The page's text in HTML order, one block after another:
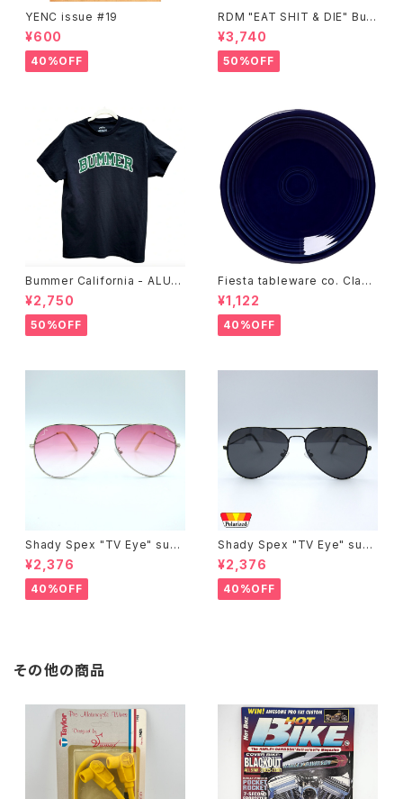
YENC issue #19
¥600
40%OFF
RDM "EAT SHIT & DIE" Buc
ket Hat
¥3,740
50%OFF
Bummer California - ALUM
T-SHIRT,black
¥2,750
50%OFF
Fiesta tableware co. Class
ic Rim 7-1/4 Inch Salad Pla
te
¥1,122
40%OFF
Shady Spex "TV Eye" sung
lasses, Silver w/Rose Grad
ient lenses
¥2,376
40%OFF
Shady Spex "TV Eye" sung
lasses, Black w/Polarized
Grey lenses
¥2,376
40%OFF
その他の商品